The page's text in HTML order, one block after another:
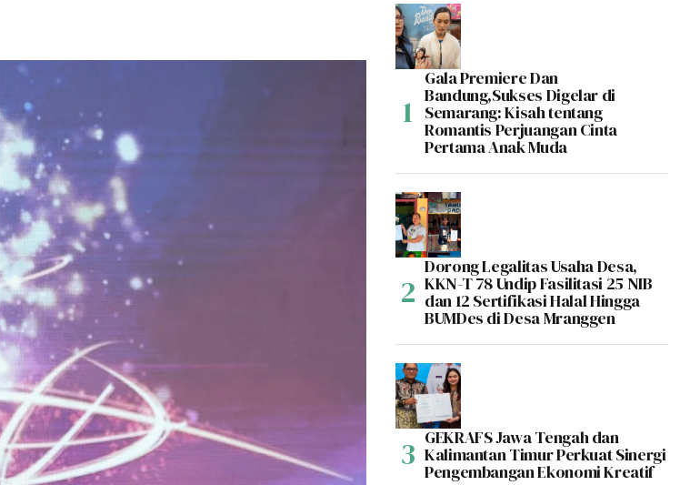
Gala Premiere Dan
Bandung,Sukses Digelar di
Semarang: Kisah tentang
Romantis Perjuangan Cinta
Pertama Anak Muda
Dorong Legalitas Usaha Desa,
KKN-T 78 Undip Fasilitasi 25 NIB
dan 12 Sertifikasi Halal Hingga
BUMDes di Desa Mranggen
GEKRAFS Jawa Tengah dan
Kalimantan Timur Perkuat Sinergi
Pengembangan Ekonomi Kreatif